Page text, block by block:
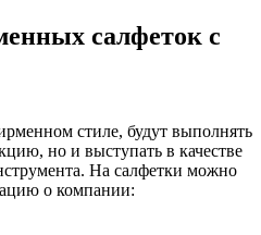
салфеток с
стиле, будут выполнять
но и выступать в качестве
На салфетки можно
о компании: